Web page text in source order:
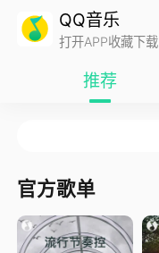
QQ音乐
打开APP收藏下载
推荐
官方歌单